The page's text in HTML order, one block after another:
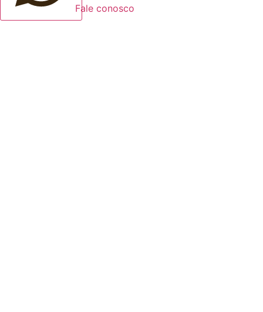
Fale conosco